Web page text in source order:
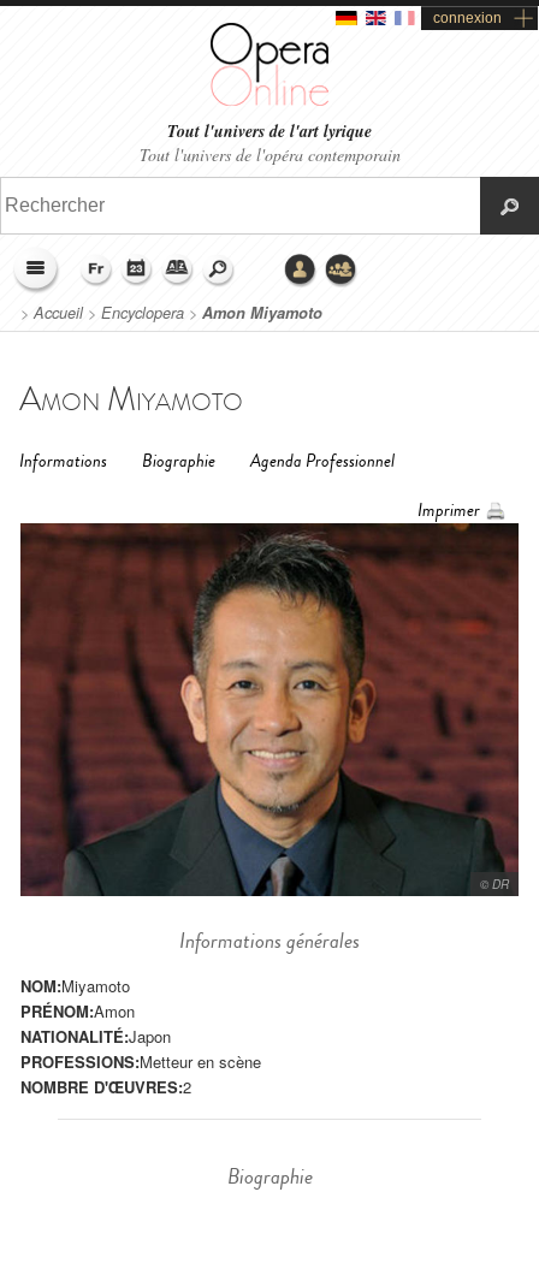
connexion
Tout l'univers de l'art lyrique
Tout l'univers de l'opéra contemporain
>Accueil> Encyclopera > Amon Miyamoto
Amon Miyamoto
Informations Biographie
Agenda Professionnel
Imprimer
© DR
Informations générales
NOM:Miyamoto
PRÉNOM:Amon
NATIONALITÉ:Japon
PROFESSIONS:Metteur en scène
NOMBRE D'ŒUVRES:2
Biographie